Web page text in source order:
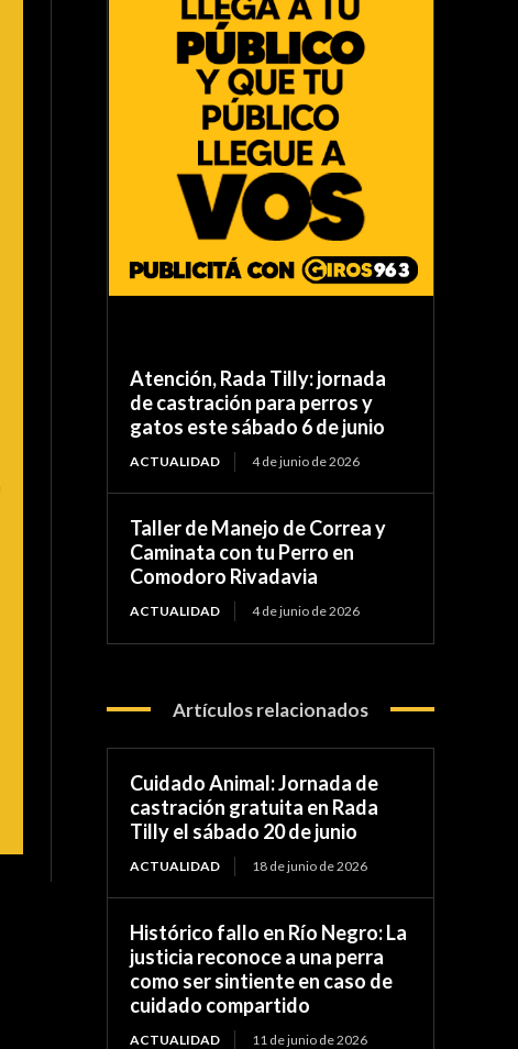
Atención, Rada Tilly: jornada
de castración para perros y
gatos este sábado 6 de junio
ACTUALIDAD 4 de junio de 2026
Taller de Manejo de Correa y
Caminata con tu Perro en
Comodoro Rivadavia
ACTUALIDAD 4 de junio de 2026
Artículos relacionados
Cuidado Animal: Jornada de
castración gratuita en Rada
Tilly el sábado 20 de junio
ACTUALIDAD 18 de junio de 2026
Histórico fallo en Río Negro: La
justicia reconoce a una perra
como ser sintiente en caso de
cuidado compartido
ACTUALIDAD 11 de junio de 2026